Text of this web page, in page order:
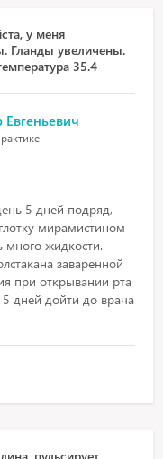
у меня
Гланды увеличены.
35.4
5 дней подряд,
мирамистином
много жидкости.
заваренной
при открывании рта
5 дней дойти до врача